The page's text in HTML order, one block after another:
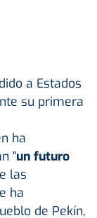
a Estados
su primera
ha
"un futuro
las
ha
de Pekín,